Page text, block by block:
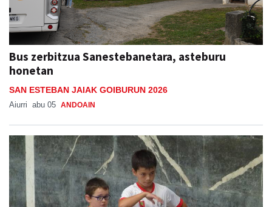
Bus zerbitzua Sanestebanetara, asteburu
honetan
SAN ESTEBAN JAIAK GOIBURUN 2026
Aiurri abu 05 ANDOAIN